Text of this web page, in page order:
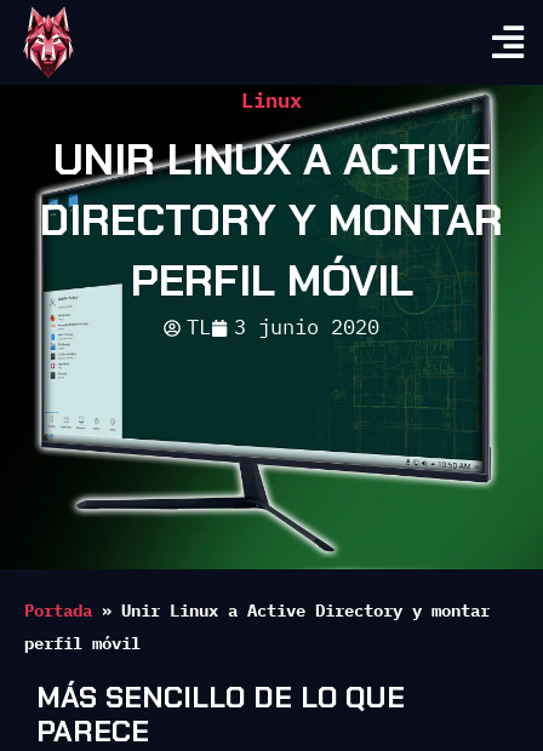
Linux
UNIR LINUX A ACTIVE
DIRECTORY Y MONTAR
PERFIL MÓVIL
TL 3 junio 2020
Portada » Unir Linux a Active Directory y montar
perfil móvil
MÁS SENCILLO DE LO QUE
PARECE